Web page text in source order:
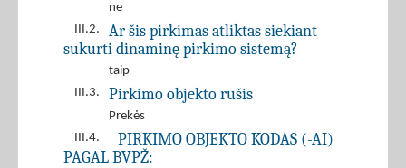
ne
III.2.
Ar šis pirkimas atliktas siekiant
sukurti dinaminę pirkimo sistemą?
taip
III.3.
Pirkimo objekto rūšis
Prekės
III.4.
PIRKIMO OBJEKTO KODAS (-AI)
PAGAL BVPŽ: